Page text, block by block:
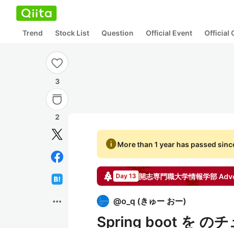
Trend Stock List Question Official Event Official
3
2
more_horiz
infoMore than 1 year has passed
Day 13 開志専門職大学情報学部
@o_q (きゅー おー)
Spring boot を のチ